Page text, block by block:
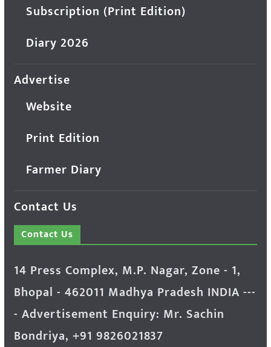
Subscription (Print Edition)
Diary 2026
Advertise
Website
Print Edition
Farmer Diary
Contact Us
Contact Us
14 Press Complex, M.P. Nagar, Zone - 1,
Bhopal - 462011 Madhya Pradesh INDIA ---
- Advertisement Enquiry: Mr. Sachin
Bondriya, +91 9826021837